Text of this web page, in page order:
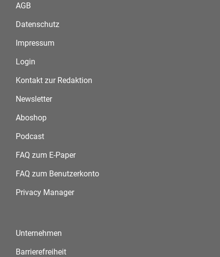
AGB
Datenschutz
Impressum
Login
Kontakt zur Redaktion
Newsletter
Aboshop
Podcast
FAQ zum E-Paper
FAQ zum Benutzerkonto
Privacy Manager
Unternehmen
Barrierefreiheit